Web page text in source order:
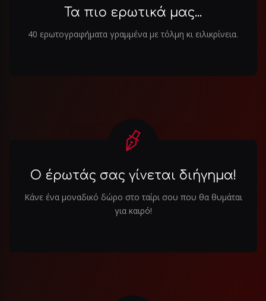
Τα πιο ερωτικά μας...
40 ερωτογραφήματα γραμμένα με τόλμη κι ειλικρίνεια.
Ο έρωτάς σας γίνεται διήγημα!
Κάνε ένα μοναδικό δώρο στο ταίρι σου που θα θυμάται
για καιρό!